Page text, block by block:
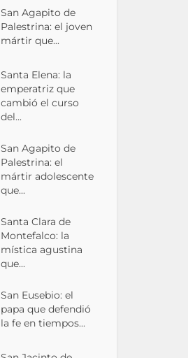
San Agapito de
Palestrina: el joven
mártir que...
Santa Elena: la
emperatriz que
cambió el curso
del...
San Agapito de
Palestrina: el
mártir adolescente
que...
Santa Clara de
Montefalco: la
mística agustina
que...
San Eusebio: el
papa que defendió
la fe en tiempos...